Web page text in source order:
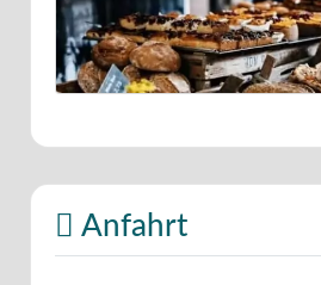
Anfahrt